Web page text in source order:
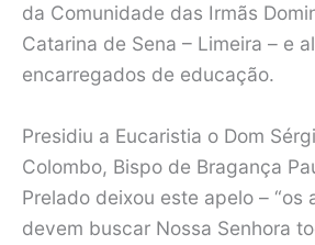
da Comunidade das Irmãs
Catarina de Sena – Limeira – e
encarregados de educação.
Presidiu a Eucaristia o Dom
Colombo, Bispo de Bragança
Prelado deixou este apelo – “os
devem buscar Nossa Senhora